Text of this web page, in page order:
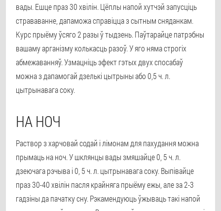
вады. Ешце праз 30 хвілін. Цёплы напой хутчэй запусціць
страваванне, дапаможа справіцца з сытным сняданкам.
Курс прыёму ўсяго 2 разы ў тыдзень. Паўтарайце патрэбны
вашаму арганізму колькасць разоў. У яго няма строгіх
абмежаванняў. Узмацніць эфект гэтых двух спосабаў
можна з дапамогай дзелькі цытрыны або 0,5 ч. л.
цытрынавага соку.
НА НОЧ
Раствор з харчовай содай і лімонам для пахудання можна
прымаць на ноч. У шклянцы вады змяшайце 0, 5 ч. л.
дзеючага рэчыва і 0, 5 ч. л. цытрынавага соку. Выпівайце
праз 30-40 хвілін пасля крайняга прыёму ежы, але за 2-3
гадзіны да пачатку сну. Рэкамендуюць ўжываць такі напой